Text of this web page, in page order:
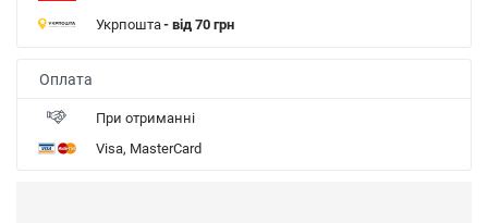
Укрпошта- від 70 грн
Оплата
При отриманні
Visa, MasterCard